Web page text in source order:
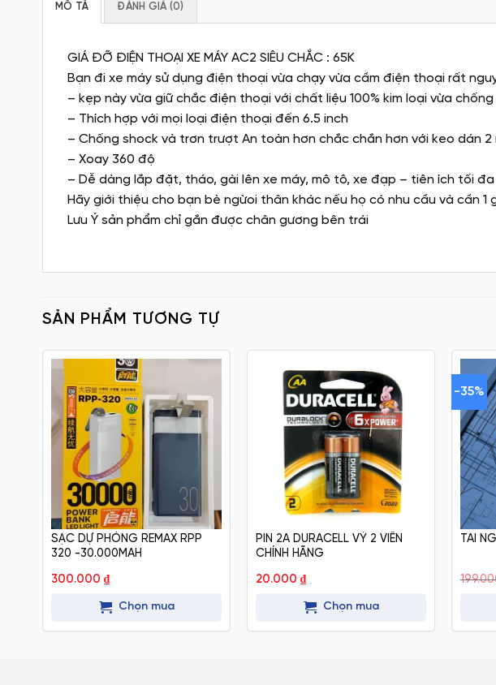
MÔ TẢ ĐÁNH GIÁ (0)
GIÁ ĐỠ ĐIỆN THOẠI XE MÁY AC2 SIÊU CHẮC : 65K
Bạn đi xe máy sử dụng điện thoại vừa chạy vừa cầm điện thoại rất
– kẹp này vừa giữ chắc điện thoại với chất liệu 100% kim loại vừa
– Thích hợp với mọi loại điện thoại đến 6.5 inch
– Chống shock và trơn trượt An toàn hơn chắc chắn hơn với keo dán
– Xoay 360 độ
– Dễ dàng lắp đặt, tháo, gài lên xe máy, mô tô, xe đạp – tiên ích tối
Hãy giới thiệu cho bạn bè ngừoi thân khác nếu họ có nhu cầu và cần 1
Lưu Ý sản phẩm chỉ gắn được chân gương bên trái
SẢN PHẨM TƯƠNG TỰ
SẠC DỰ PHÒNG REMAX RPP
320 -30.000MAH
300.000 ₫
Chọn mua
PIN 2A DURACELL VỶ 2 VIÊN
CHÍNH HÃNG
20.000 ₫
Chọn mua
-35%
TAI